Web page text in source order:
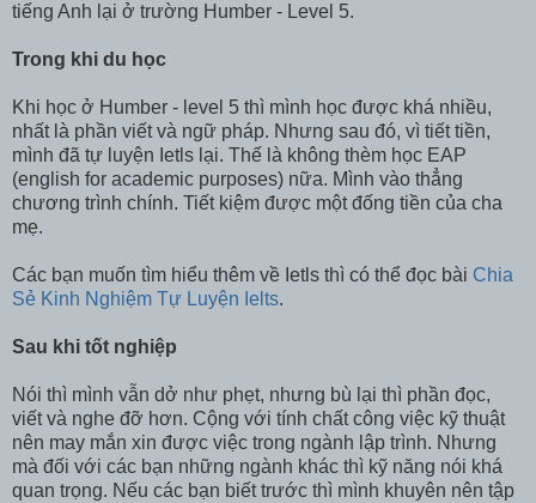
tiếng Anh lại ở trường Humber - Level 5.
Trong khi du học
Khi học ở Humber - level 5 thì mình học được khá nhiều,
nhất là phần viết và ngữ pháp. Nhưng sau đó, vì tiết tiền,
mình đã tự luyện Ietls lại. Thế là không thèm học EAP
(english for academic purposes) nữa. Mình vào thẳng
chương trình chính. Tiết kiệm được một đống tiền của cha
mẹ.
Các bạn muốn tìm hiểu thêm về Ietls thì có thể đọc bài Chia
Sẻ Kinh Nghiệm Tự Luyện Ielts.
Sau khi tốt nghiệp
Nói thì mình vẫn dở như phẹt, nhưng bù lại thì phần đọc,
viết và nghe đỡ hơn. Cộng với tính chất công việc kỹ thuật
nên may mắn xin được việc trong ngành lập trình. Nhưng
mà đối với các bạn những ngành khác thì kỹ năng nói khá
quan trọng. Nếu các bạn biết trước thì mình khuyên nên tập